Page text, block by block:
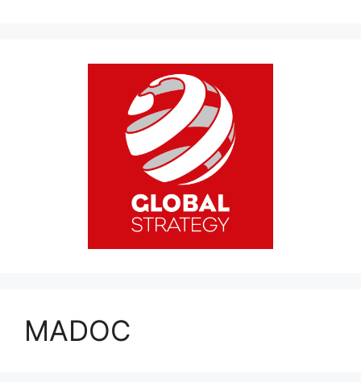
MADOC